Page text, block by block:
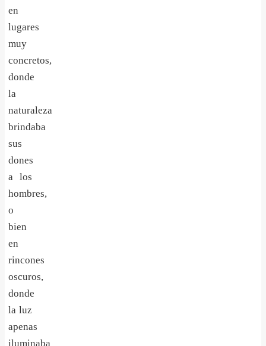
en
lugares
muy
concretos,
donde
la
naturaleza
brindaba
sus
dones
a los
hombres,
o
bien
en
rincones
oscuros,
donde
la luz
apenas
iluminaba